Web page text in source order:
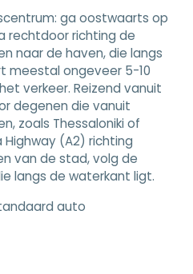
ga oostwaarts op
rechtdoor richting de
naar de haven, die langs
meestal ongeveer 5-10
verkeer. Reizend vanuit
degenen die vanuit
zoals Thessaloniki of
(A2) richting
van de stad, volg de
langs de waterkant ligt.
auto